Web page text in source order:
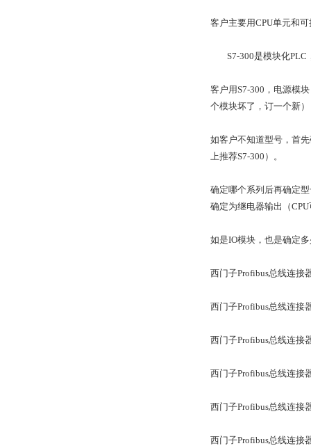
客户主要用CPU单元和
S7-300是模块化
客户用S7-300，电源模
个模块坏了，订一个新
如客户不知道型号，首
上推荐S7-300）。
确定哪个系列后再确定
确定为继电器输出（
如是IO模块，也是确定
西门子Profibus总线连接
西门子Profibus总线连接
西门子Profibus总线连接
西门子Profibus总线连接
西门子Profibus总线连接
西门子Profibus总线连接